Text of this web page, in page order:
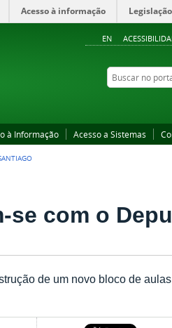
Acesso à informação Legislação
EN
Buscar no portal
à Informação Acesso a Sistemas
se com o
de um novo bloco de